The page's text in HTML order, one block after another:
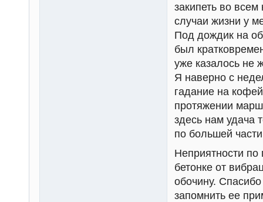
закипеть во
случаи жизни у
Под дождик на
был
уже казалось не
Я наверно с
гадание на
протяжении
здесь нам удача
по большей
Неприятности по
бетонке от
обочину.
запомнить ее